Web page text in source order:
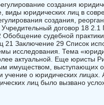
создания
виды юридических лиц в
создания,
договор 18
Обобщение судебной
21 Заключение 29 Список
исследования. Тема
актуальной. Еще юристы
имуществом, выступающих
учение о юридических лицах.
лиц было вызвано